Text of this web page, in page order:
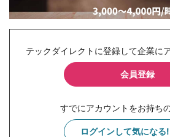
テックダイレクトに登録して企業に
会員登録
すでにアカウントをお持ち
ログインして気になる